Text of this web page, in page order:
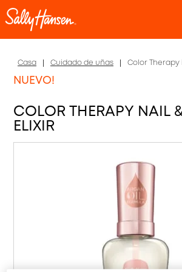
Casa Cuidado de uñas Color Therapy
NUEVO!
COLOR THERAPY NAIL
ELIXIR